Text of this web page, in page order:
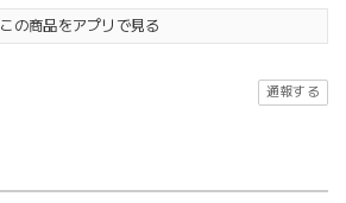
この商品をアプリで見る
通報する